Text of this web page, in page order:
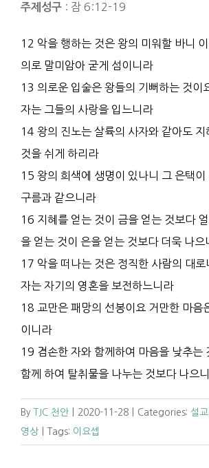
주제성구 : 잠 6:12-19
12 악을 행하는 것은 왕의 미워할 바니
의로 말미암아 굳게 섬이니라
13 의로운 입술은 왕들의 기뻐하는 것이
자는 그들의 사랑을 입느니라
14 왕의 진노는 살륙의 사자와 같아도 지
것을 쉬게 하리라
15 왕의 희색에 생명이 있나니 그 은택이
구름과 같으니라
16 지혜를 얻는 것이 금을 얻는 것보다
을 얻는 것이 은을 얻는 것보다 더욱 나으
17 악을 떠나는 것은 정직한 사람의 대로
자는 자기의 영혼을 보전하느니라
18 교만은 패망의 선봉이요 거만한 마음
이니라
19 겸손한 자와 함께하여 마음을 낮추는
함께 하여 탈취물을 나누는 것보다 나으
By TJC 천안 2020-11-28 Categories: 설
영상
Tags: 이요셉